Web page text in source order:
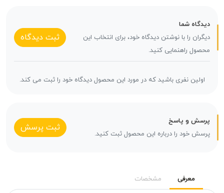
دیدگاه شما
دیگران را با نوشتن دیدگاه خود، برای انتخاب این
محصول راهنمایی کنید.
ثبت دیدگاه
اولین نفری باشید که در مورد این محصول دیدگاه خود را ثبت می کند.
پرسش و پاسخ
پرسش خود را درباره این محصول ثبت کنید.
ثبت پرسش
معرفی مشخصات